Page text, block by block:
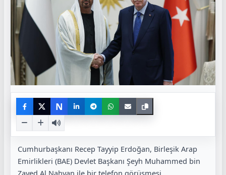
N
Cumhurbaşkanı Recep Tayyip Erdoğan, Birleşik Arap
Emirlikleri (BAE) Devlet Başkanı Şeyh Muhammed bin